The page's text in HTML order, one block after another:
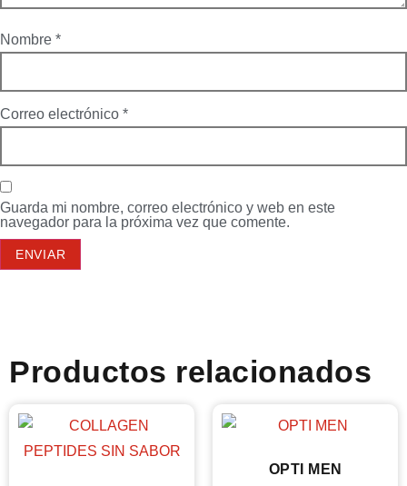
Nombre *
Correo electrónico *
Guarda mi nombre, correo electrónico y web en este
navegador para la próxima vez que comente.
Productos relacionados
OPTI MEN